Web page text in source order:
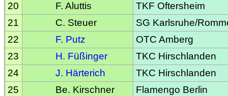
20
F. Aluttis
TKF Oftersheim
21
C. Steuer
SG Karlsruhe/
22
F. Putz
OTC Amberg
23
H. Füßinger
TKC Hirschlanden
24
J. Härterich
TKC Hirschlanden
25
Be. Kirschner
Flamengo Berlin